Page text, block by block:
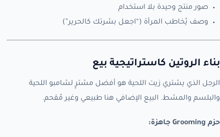
صور منتج وحيدة بلا استخدام
وصف يُخاطب المرأة (“اجعل بشرتك كالحرير”)
بناء الروتين كاستراتيجية بيع
الرجل الذي يشتري زيت اللحية هو أفضل مشترٍ لشامبو اللحية
والبلسم والمشط. البيع الإضافي هنا طبيعي وغير مُقحم.
حزم Grooming جاهزة: